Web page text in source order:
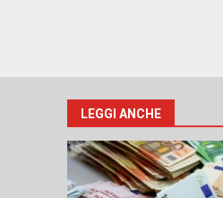
LEGGI ANCHE